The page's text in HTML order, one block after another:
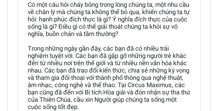
Có một câu hỏi cháy bỏng trong lòng chúng ta, một nhu cầu
về chân lý mà chúng ta không thể bỏ qua, khiến chúng ta tự
hỏi: hạnh phúc đích thực là gì? Ý nghĩa đích thực của cuộc
sống là gì? Điều gì có thể giải thoát chúng ta khỏi sự vô
nghĩa, buồn chán và tầm thường?
Trong những ngày gần đây, các bạn đã có nhiều trải
nghiệm tuyệt vời. Các bạn đã gặp gỡ những người trẻ khác
đến từ nhiều nơi trên thế giới và từ nhiều nền văn hóa khác
nhau. Các bạn đã trao đổi kiến thức, chia sẻ những kỳ vọng
và tham gia đối thoại với thành phố thông qua nghệ thuật,
âm nhạc, công nghệ và thể thao. Tại Circus Maximus, các
bạn cũng đã đến với Bí tích Hòa giải và đón nhận sự tha thứ
của Thiên Chúa, cầu xin Người giúp chúng ta sống một
cuộc sống tốt đẹp.